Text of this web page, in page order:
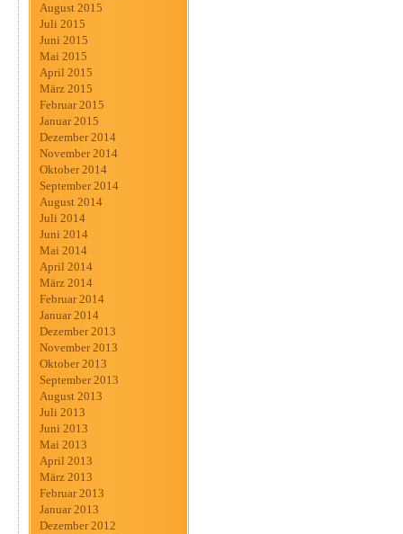
August 2015
Juli 2015
Juni 2015
Mai 2015
April 2015
März 2015
Februar 2015
Januar 2015
Dezember 2014
November 2014
Oktober 2014
September 2014
August 2014
Juli 2014
Juni 2014
Mai 2014
April 2014
März 2014
Februar 2014
Januar 2014
Dezember 2013
November 2013
Oktober 2013
September 2013
August 2013
Juli 2013
Juni 2013
Mai 2013
April 2013
März 2013
Februar 2013
Januar 2013
Dezember 2012